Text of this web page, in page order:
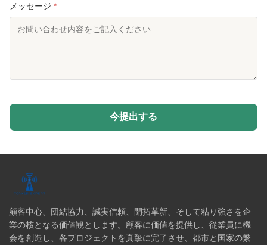
メッセージ *
今提出する
顧客中心、団結協力、誠実信頼、開拓革新、そして粘り強さを企
業の核となる価値観とします。顧客に価値を提供し、従業員に機
会を創造し、各プロジェクトを真摯に完了させ、都市と国家の繁